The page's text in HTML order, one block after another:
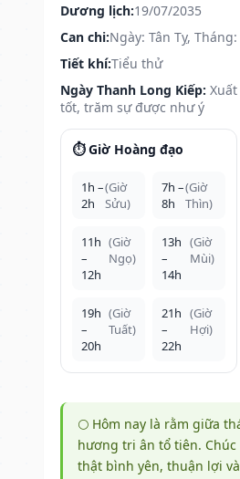
Dương lịch:19/07/2035
Can chi:Ngày: Tân Tỵ,
Tiết khí:Tiểu thử
Ngày Thanh Long Kiếp:
tốt, trăm sự được như ý
⏱️ Giờ Hoàng đạo
1h –
2h
(Giờ
Sửu)
7h –
8h
(Giờ
Thìn)
11h
–
12h
(Giờ
Ngọ)
13h
–
14h
(Giờ
Mùi)
19h
–
20h
(Giờ
Tuất)
21h
–
22h
(Giờ
Hợi)
🌕 Hôm nay là rằm giữa
hương tri ân tổ tiên.
thật bình yên, thuận lợi